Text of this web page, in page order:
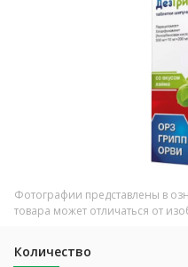
Фотографии представлены в
товара может отличаться от
Количество